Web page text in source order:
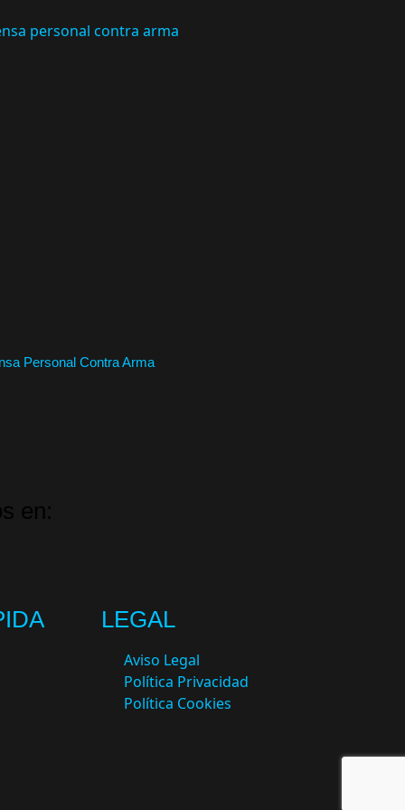
Personal Contra Arma
en:
LEGAL
Aviso Legal
Política Privacidad
Política Cookies